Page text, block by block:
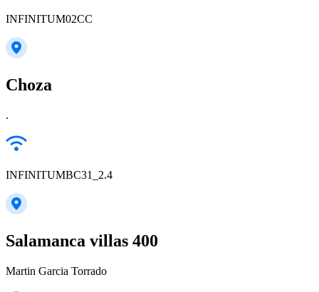
INFINITUM02CC
Choza
.
INFINITUMBC31_2.4
Salamanca villas 400
Martin Garcia Torrado